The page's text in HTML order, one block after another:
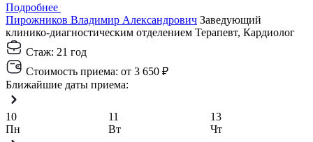
Подробнее
Пирожников Владимир Александрович Заведующий
клинико-диагностическим отделением Терапевт, Кардиолог
Стаж: 21 год
Стоимость приема: от 3 650 ₽
Ближайшие даты приема:
10
Пн
11
Вт
13
Чт